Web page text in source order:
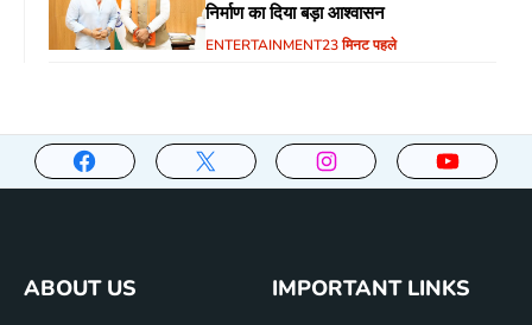
निर्माण का दिया बड़ा आश्वासन
ENTERTAINMENT23 मिनट पहले
ABOUT US
IMPORTANT LINKS